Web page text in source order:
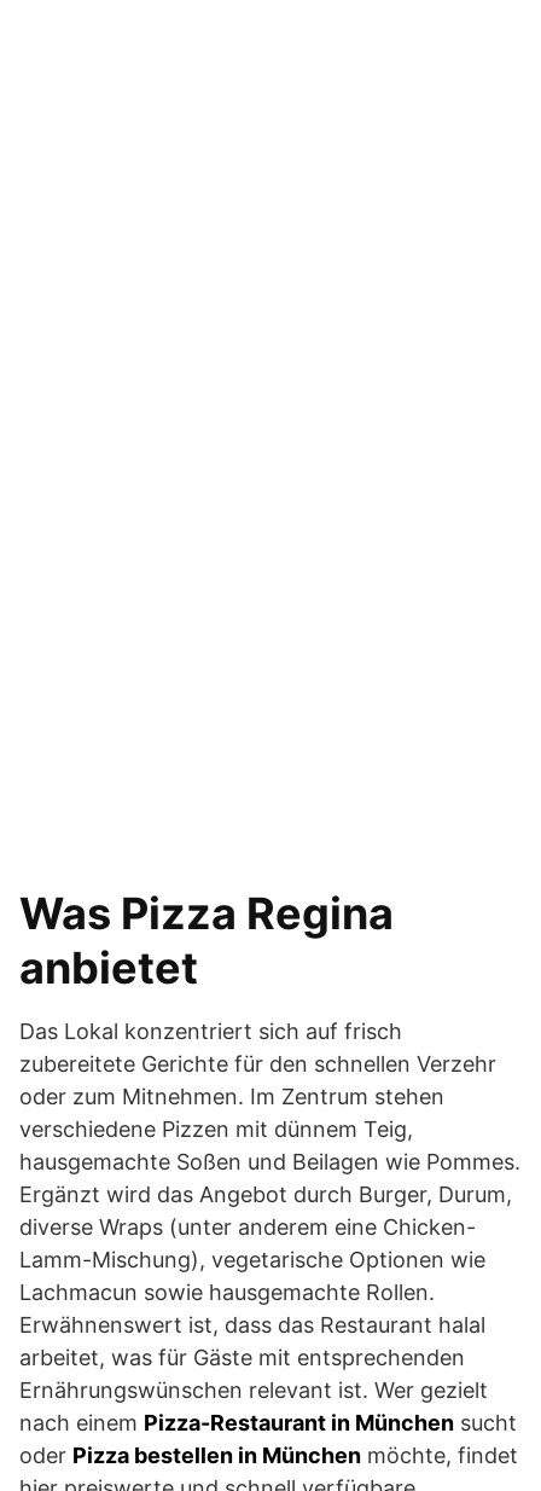
Was Pizza Regina
anbietet
Das Lokal konzentriert sich auf frisch
zubereitete Gerichte für den schnellen Verzehr
oder zum Mitnehmen. Im Zentrum stehen
verschiedene Pizzen mit dünnem Teig,
hausgemachte Soßen und Beilagen wie Pommes.
Ergänzt wird das Angebot durch Burger, Durum,
diverse Wraps (unter anderem eine Chicken-
Lamm-Mischung), vegetarische Optionen wie
Lachmacun sowie hausgemachte Rollen.
Erwähnenswert ist, dass das Restaurant halal
arbeitet, was für Gäste mit entsprechenden
Ernährungswünschen relevant ist. Wer gezielt
nach einem Pizza-Restaurant in München sucht
oder Pizza bestellen in München möchte, findet